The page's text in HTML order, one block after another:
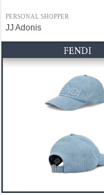
PERSONAL SHOPPER
JJ Adonis